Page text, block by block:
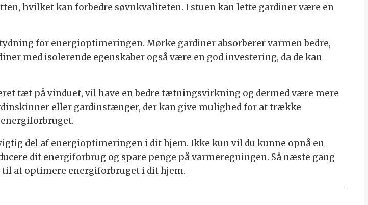
hvilket kan forbedre søvnkvaliteten. I stuen kan lette gardiner være en
for energioptimeringen. Mørke gardiner absorberer varmen bedre,
med isolerende egenskaber også være en god investering, da de kan
tæt på vinduet, vil have en bedre tætningsvirkning og dermed være mere
eller gardinstænger, der kan give mulighed for at trække
del af energioptimeringen i dit hjem. Ikke kun vil du kunne opnå en
dit energiforbrug og spare penge på varmeregningen. Så næste gang
til at optimere energiforbruget i dit hjem.